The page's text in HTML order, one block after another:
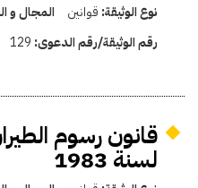
نوع الوثيقة: قوانين المجال و
رقم الوثيقة/رقم الدعوى: 129
لسنة 1983